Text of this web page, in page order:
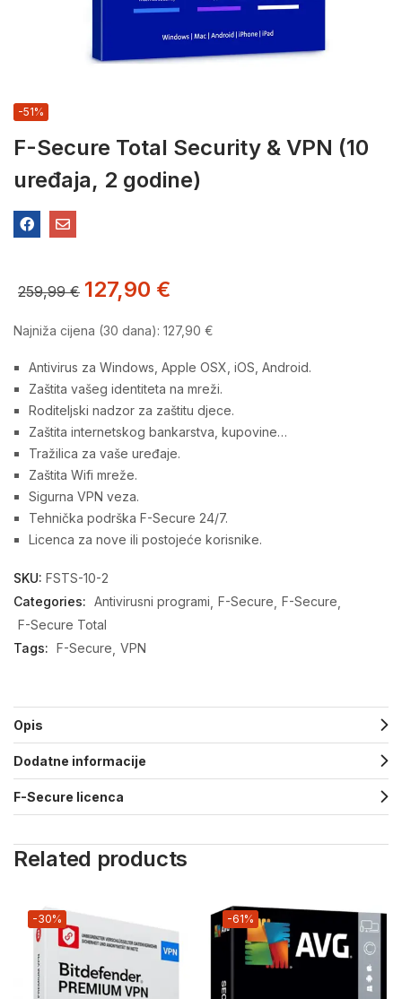
F-Secure Total Security & VPN (10
uređaja, 2 godine)
-51%
259,99€ 127,90 €
Najniža cijena (30 dana): 127,90 €
Antivirus za Windows, Apple OSX, iOS, Android.
Zaštita vašeg identiteta na mreži.
Roditeljski nadzor za zaštitu djece.
Zaštita internetskog bankarstva, kupovine…
Tražilica za vaše uređaje.
Zaštita Wifi mreže.
Sigurna VPN veza.
Tehnička podrška F-Secure 24/7.
Licenca za nove ili postojeće korisnike.
SKU: FSTS-10-2
Categories: Antivirusni programi F-Secure F-Secure
F-Secure Total
Tags: F-Secure VPN
Opis
Dodatne informacije
F-Secure licenca
Related products
-30% -61%